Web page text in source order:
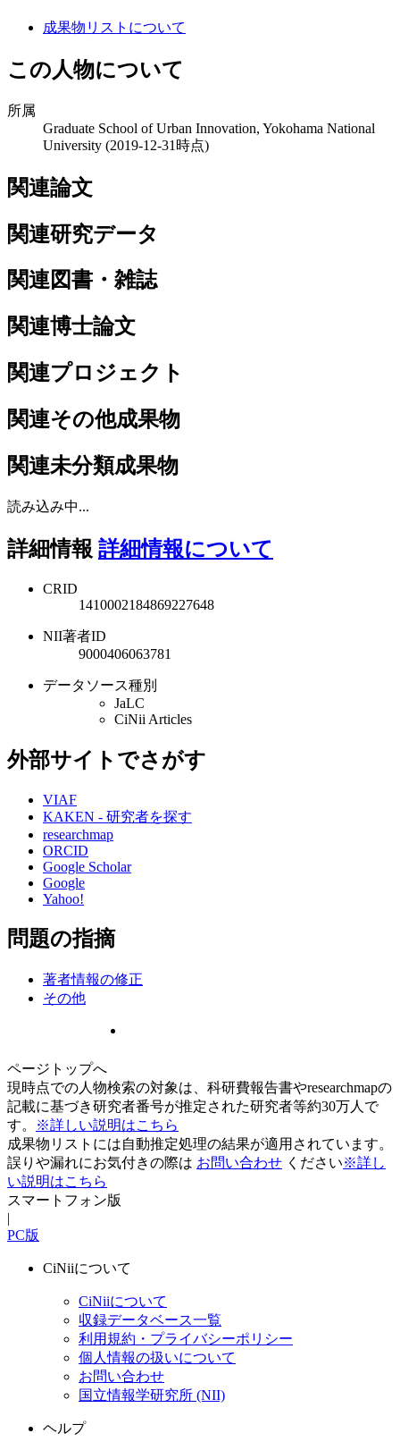
成果物リストについて
この人物について
所属
Graduate School of Urban Innovation, Yokohama National
University (2019-12-31時点)
関連論文
関連研究データ
関連図書・雑誌
関連博士論文
関連プロジェクト
関連その他成果物
関連未分類成果物
読み込み中...
詳細情報 詳細情報について
CRID
1410002184869227648
NII著者ID
9000406063781
データソース種別
JaLC
CiNii Articles
外部サイトでさがす
VIAF
KAKEN - 研究者を探す
researchmap
ORCID
Google Scholar
Google
Yahoo!
問題の指摘
著者情報の修正
その他
ページトップへ
現時点での人物検索の対象は、科研費報告書やresearchmapの
記載に基づき研究者番号が推定された研究者等約30万人で
す。
※詳しい説明はこちら
成果物リストには自動推定処理の結果が適用されています。
誤りや漏れにお気付きの際は お問い合わせ ください※詳し
い説明はこちら
スマートフォン版
|
PC版
CiNiiについて
CiNiiについて
収録データベース一覧
利用規約・プライバシーポリシー
個人情報の扱いについて
お問い合わせ
国立情報学研究所 (NII)
ヘルプ